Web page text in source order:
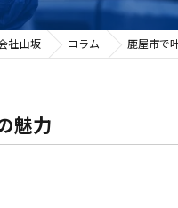
社山坂 コラム 鹿屋市で
魅力